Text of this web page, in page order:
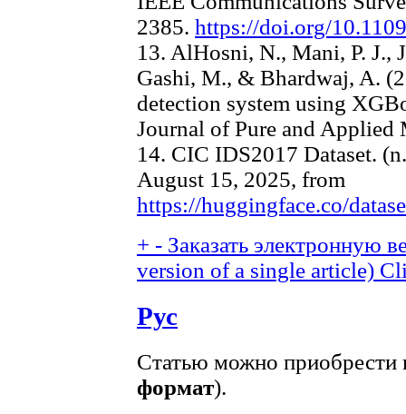
2385. https://doi.org/
13. AlHosni, N., Mani, P.
Gashi, M., & Bhardwaj, A.
detection system using
Journal of Pure and Applied
14. CIC IDS2017 Dataset.
August 15, 2025, from
https://huggingface.co/
+ - Заказать электронную
version of a single article)
Рус
Статью можно приобрести
формат).